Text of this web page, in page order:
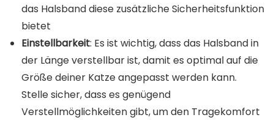
das Halsband diese zusätzliche Sicherheitsfunktion
bietet
Einstellbarkeit: Es ist wichtig, dass das Halsband in
der Länge verstellbar ist, damit es optimal auf die
Größe deiner Katze angepasst werden kann.
Stelle sicher, dass es genügend
Verstellmöglichkeiten gibt, um den Tragekomfort